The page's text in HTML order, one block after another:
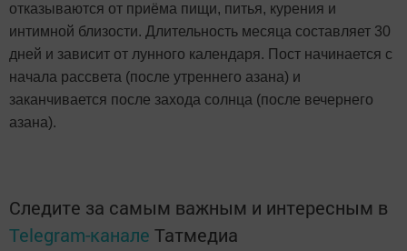
отказываются от приёма пищи, питья, курения и
интимной близости. Длительность месяца составляет 30
дней и зависит от лунного календаря. Пост начинается с
начала рассвета (после утреннего азана) и
заканчивается после захода солнца (после вечернего
азана).
Следите за самым важным и интересным в
Telegram-канале Татмедиа